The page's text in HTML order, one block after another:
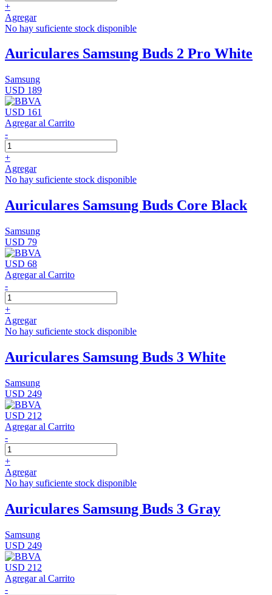
+
Agregar
No hay suficiente stock disponible
Auriculares Samsung Buds 2 Pro White
Samsung
USD 189
USD 161
Agregar al Carrito
-
+
Agregar
No hay suficiente stock disponible
Auriculares Samsung Buds Core Black
Samsung
USD 79
USD 68
Agregar al Carrito
-
+
Agregar
No hay suficiente stock disponible
Auriculares Samsung Buds 3 White
Samsung
USD 249
USD 212
Agregar al Carrito
-
+
Agregar
No hay suficiente stock disponible
Auriculares Samsung Buds 3 Gray
Samsung
USD 249
USD 212
Agregar al Carrito
-